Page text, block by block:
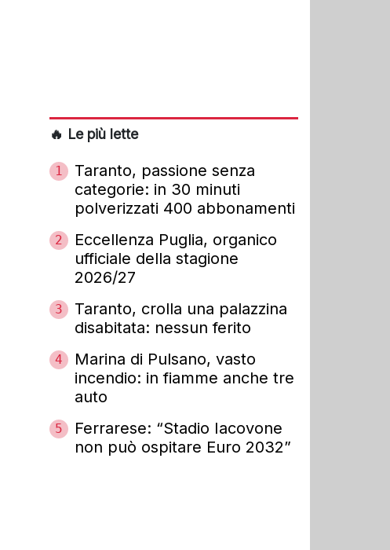
🔥 Le più lette
1
Taranto, passione senza
categorie: in 30 minuti
polverizzati 400 abbonamenti
2
Eccellenza Puglia, organico
ufficiale della stagione
2026/27
3
Taranto, crolla una palazzina
disabitata: nessun ferito
4
Marina di Pulsano, vasto
incendio: in fiamme anche tre
auto
5
Ferrarese: “Stadio Iacovone
non può ospitare Euro 2032”